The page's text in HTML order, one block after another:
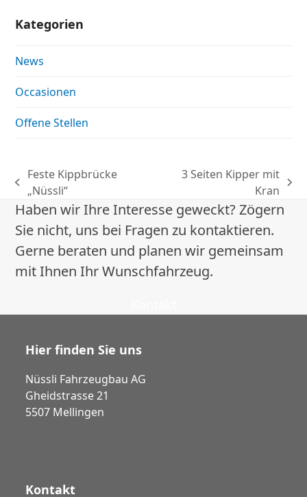
Kategorien
News
Occasionen
Offene Stellen
vorheriger
Beitrag:
Feste Kippbrücke
„Nüssli“
Beitrag:
3 Seiten Kipper mit
Kran
Haben wir Ihre Interesse geweckt? Zögern
Sie nicht, uns bei Fragen zu kontaktieren.
Gerne beraten und planen wir gemeinsam
mit Ihnen Ihr Wunschfahrzeug.
Hier finden Sie uns
Nüssli Fahrzeugbau AG
Gheidstrasse 21
5507 Mellingen
Kontakt